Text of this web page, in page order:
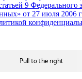
9 Федерального
от 27 июля 2006